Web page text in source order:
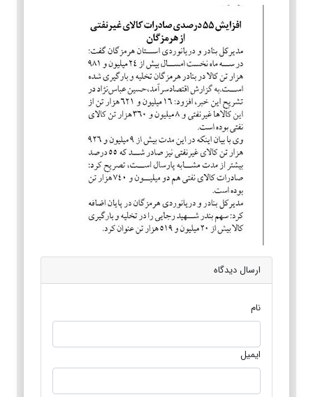
ارسال دیدگاه
نام
ایمیل